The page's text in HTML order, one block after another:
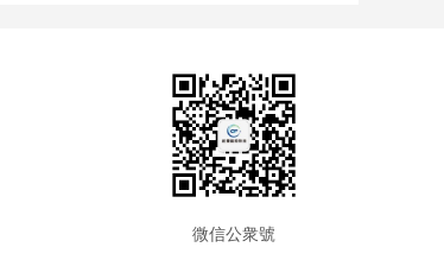
微信公衆號